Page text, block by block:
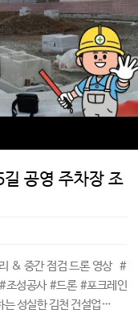
공영 주차장 조
& 중간 점검 드론 영상 #
조성공사 #드론 #포크레인
는 성실한 김천 건설업…